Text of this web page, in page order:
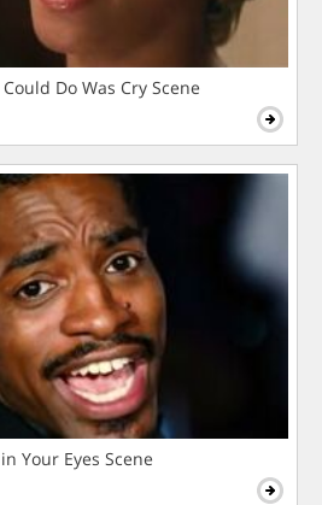
Do Was Cry Scene
Your Eyes Scene